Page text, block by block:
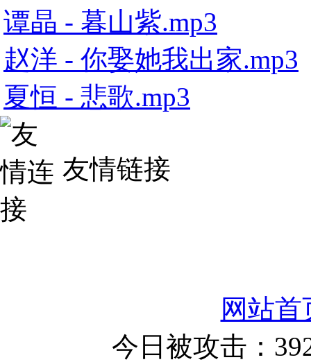
谭晶 - 暮山紫.mp3
赵洋 - 你娶她我出家.mp3
夏恒 - 悲歌.mp3
友情链接
网站首
今日被攻击：